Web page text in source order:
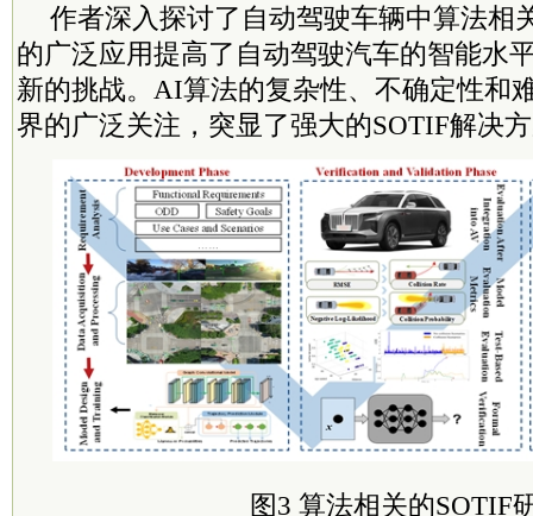
作者深入探讨了自动驾驶车辆中算法相
的广泛应用提高了自动驾驶汽车的智能水
新的挑战。AI算法的复杂性、不确定性和
界的广泛关注，突显了强大的SOTIF解决
图3 算法相关的SOTIF